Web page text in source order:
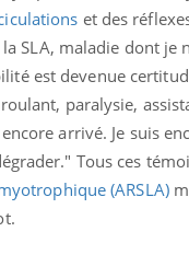
et des
SLA, maladie dont je
est devenue
paralysie,
arrivé. Je suis
Tous ces
(ARSLA)
Mains :
Youtube
à aborder...
poser des
d'un proche c'est
...